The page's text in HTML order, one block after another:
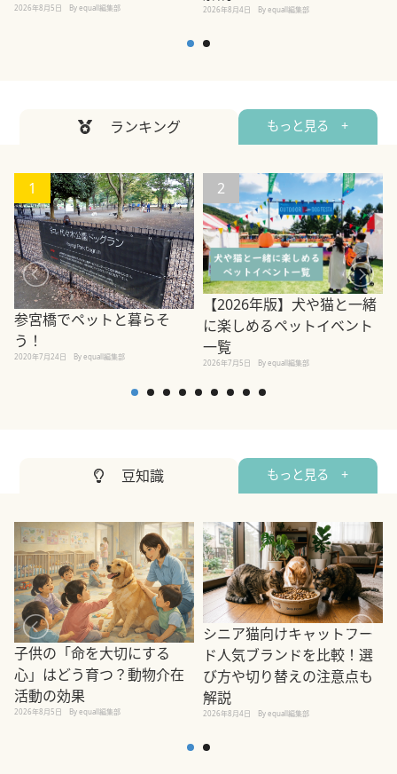
2026年8月5日 By equall編集部 2026年8月4日 By equall編集部
ランキング もっと見る +
1
参宮橋でペットと暮らそ
う！
2020年7月24日 By equall編集部
2
【2026年版】犬や猫と一緒
に楽しめるペットイベント
一覧
2026年7月5日 By equall編集部
豆知識 もっと見る +
子供の「命を大切にする
心」はどう育つ？動物介在
活動の効果
2026年8月5日 By equall編集部
シニア猫向けキャットフー
ド人気ブランドを比較！選
び方や切り替えの注意点も
解説
2026年8月4日 By equall編集部